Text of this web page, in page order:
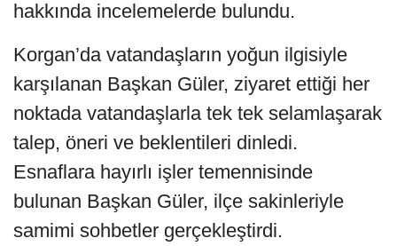
hakkında incelemelerde bulundu.
Korgan’da vatandaşların yoğun ilgisiyle
karşılanan Başkan Güler, ziyaret ettiği her
noktada vatandaşlarla tek tek selamlaşarak
talep, öneri ve beklentileri dinledi.
Esnaflara hayırlı işler temennisinde
bulunan Başkan Güler, ilçe sakinleriyle
samimi sohbetler gerçekleştirdi.